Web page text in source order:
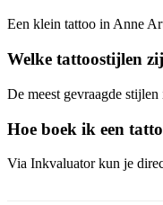
Een klein tattoo in Anne
Welke tattoostijlen
De meest gevraagde
Hoe boek ik een
Via Inkvaluator kun je